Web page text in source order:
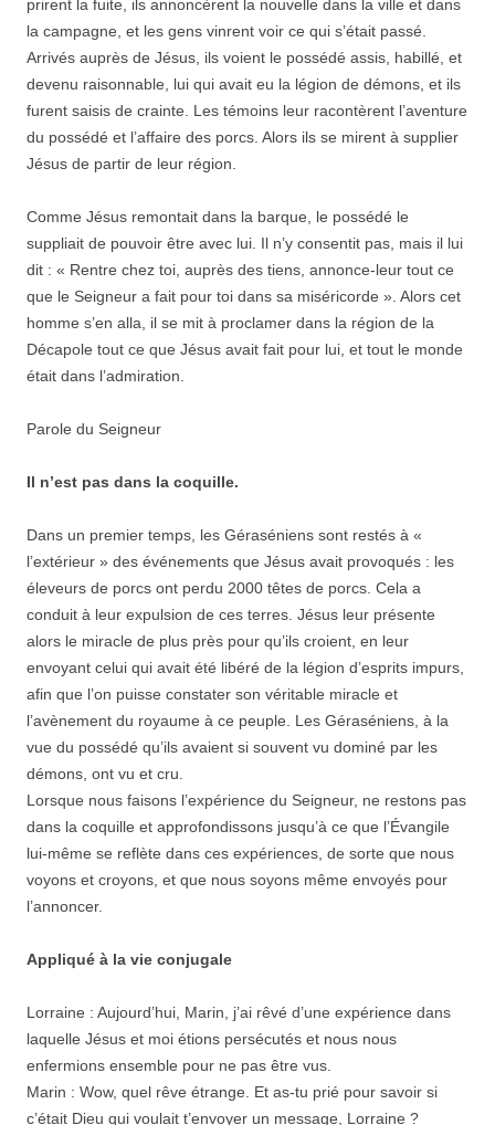
prirent la fuite, ils annoncèrent la nouvelle dans la ville et dans
la campagne, et les gens vinrent voir ce qui s’était passé.
Arrivés auprès de Jésus, ils voient le possédé assis, habillé, et
devenu raisonnable, lui qui avait eu la légion de démons, et ils
furent saisis de crainte. Les témoins leur racontèrent l’aventure
du possédé et l’affaire des porcs. Alors ils se mirent à supplier
Jésus de partir de leur région.
Comme Jésus remontait dans la barque, le possédé le
suppliait de pouvoir être avec lui. Il n’y consentit pas, mais il lui
dit : « Rentre chez toi, auprès des tiens, annonce-leur tout ce
que le Seigneur a fait pour toi dans sa miséricorde ». Alors cet
homme s’en alla, il se mit à proclamer dans la région de la
Décapole tout ce que Jésus avait fait pour lui, et tout le monde
était dans l’admiration.
Parole du Seigneur
Il n’est pas dans la coquille.
Dans un premier temps, les Géraséniens sont restés à «
l’extérieur » des événements que Jésus avait provoqués : les
éleveurs de porcs ont perdu 2000 têtes de porcs. Cela a
conduit à leur expulsion de ces terres. Jésus leur présente
alors le miracle de plus près pour qu’ils croient, en leur
envoyant celui qui avait été libéré de la légion d’esprits impurs,
afin que l’on puisse constater son véritable miracle et
l’avènement du royaume à ce peuple. Les Géraséniens, à la
vue du possédé qu’ils avaient si souvent vu dominé par les
démons, ont vu et cru.
Lorsque nous faisons l’expérience du Seigneur, ne restons pas
dans la coquille et approfondissons jusqu’à ce que l’Évangile
lui-même se reflète dans ces expériences, de sorte que nous
voyons et croyons, et que nous soyons même envoyés pour
l’annoncer.
Appliqué à la vie conjugale
Lorraine : Aujourd’hui, Marin, j’ai rêvé d’une expérience dans
laquelle Jésus et moi étions persécutés et nous nous
enfermions ensemble pour ne pas être vus.
Marin : Wow, quel rêve étrange. Et as-tu prié pour savoir si
c’était Dieu qui voulait t’envoyer un message, Lorraine ?